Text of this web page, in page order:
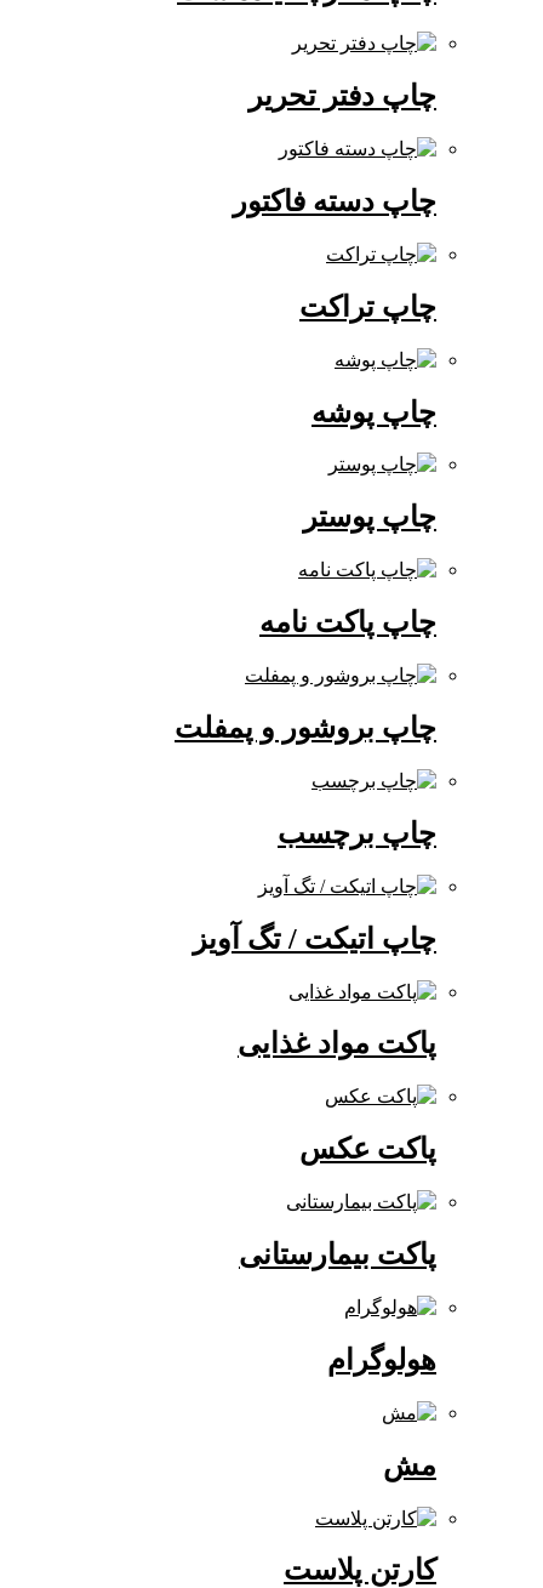
چاپ دفتر تحریر
چاپ دسته فاکتور
چاپ تراکت
چاپ پوشه
چاپ پوستر
چاپ پاکت نامه
چاپ بروشور و پمفلت
چاپ برچسب
چاپ اتیکت / تگ آویز
پاکت مواد غذایی
پاکت عکس
پاکت بیمارستانی
هولوگرام
کارتن پلاست